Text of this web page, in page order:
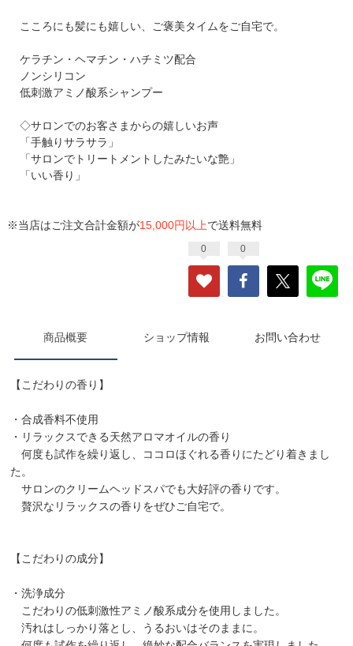
こころにも髪にも嬉しい、ご褒美タイムをご自宅で。
ケラチン・ヘマチン・ハチミツ配合
ノンシリコン
低刺激アミノ酸系シャンプー
◇サロンでのお客さまからの嬉しいお声
「手触りサラサラ」
「サロンでトリートメントしたみたいな艶」
「いい香り」
※当店はご注文合計金額が15,000円以上で送料無料
0 0
商品概要 ショップ情報 お問い合わせ
【こだわりの香り】
・合成香料不使用
・リラックスできる天然アロマオイルの香り
何度も試作を繰り返し、ココロほぐれる香りにたどり着きまし
た。
サロンのクリームヘッドスパでも大好評の香りです。
贅沢なリラックスの香りをぜひご自宅で。
【こだわりの成分】
・洗浄成分
こだわりの低刺激性アミノ酸系成分を使用しました。
汚れはしっかり落とし、うるおいはそのままに。